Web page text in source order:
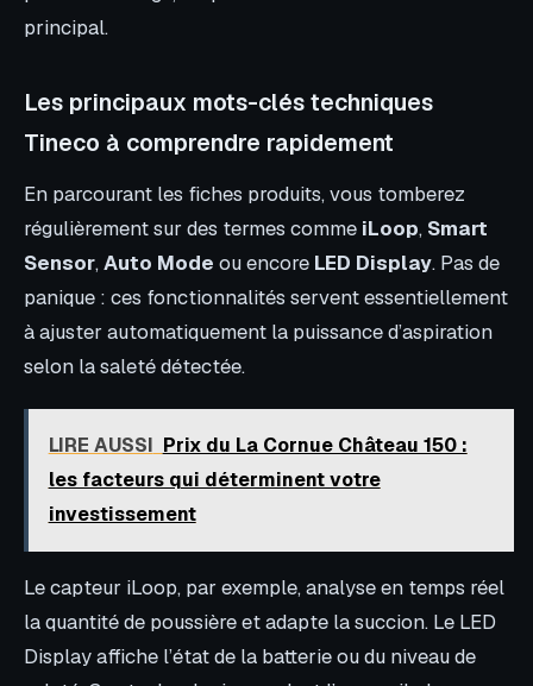
principal.
Les principaux mots-clés techniques
Tineco à comprendre rapidement
En parcourant les fiches produits, vous tomberez
régulièrement sur des termes comme iLoop, Smart
Sensor,Auto Mode ou encore LED Display. Pas de
panique : ces fonctionnalités servent essentiellement
à ajuster automatiquement la puissance d’aspiration
selon la saleté détectée.
LIRE AUSSI Prix du La Cornue Château 150 :
les facteurs qui déterminent votre
investissement
Le capteur iLoop, par exemple, analyse en temps réel
la quantité de poussière et adapte la succion. Le LED
Display affiche l’état de la batterie ou du niveau de